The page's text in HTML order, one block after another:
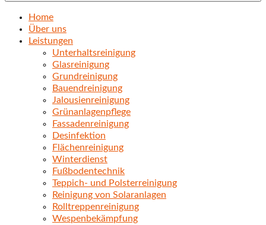
Home
Über uns
Leistungen
Unterhaltsreinigung
Glasreinigung
Grundreinigung
Bauendreinigung
Jalousienreinigung
Grünanlagenpflege
Fassadenreinigung
Desinfektion
Flächenreinigung
Winterdienst
Fußbodentechnik
Teppich- und Polsterreinigung
Reinigung von Solaranlagen
Rolltreppenreinigung
Wespenbekämpfung